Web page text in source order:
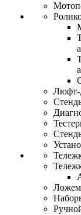
Люфт-